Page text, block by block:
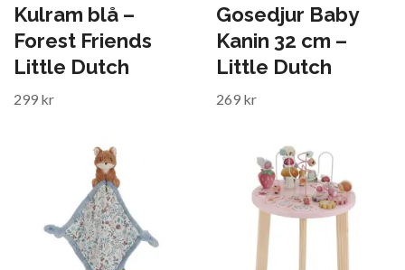
Kulram blå –
Forest Friends
Little Dutch
299 kr
Gosedjur Baby
Kanin 32 cm –
Little Dutch
269 kr